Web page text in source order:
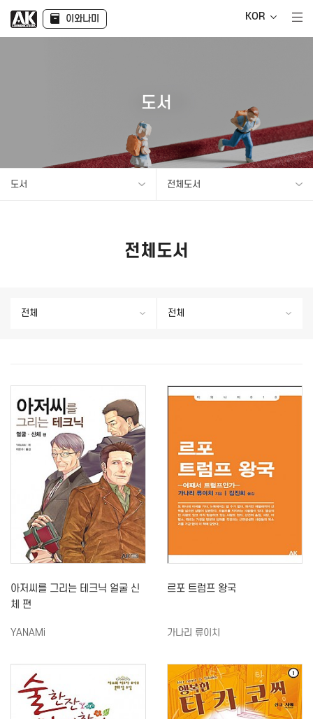
이와나미 KOR
도서
도서 전체도서
전체도서
전체 전체
아저씨를 그리는 테크닉 얼굴 신
체 편
YANAMi
르포 트럼프 왕국
가나리 류이치